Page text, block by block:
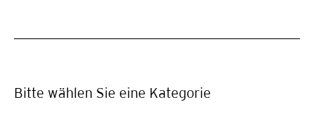
Bitte wählen Sie eine Kategorie